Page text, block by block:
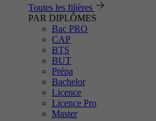
Toutes les filières
PAR DIPLÔMES
Bac PRO
CAP
BTS
BUT
Prépa
Bachelor
Licence
Licence Pro
Master